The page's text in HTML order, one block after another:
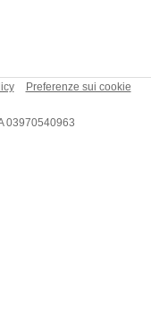
Preferenze sui cookie
03970540963